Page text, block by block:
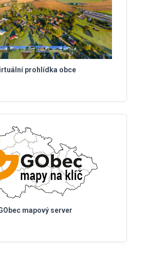
prohlídka obce
mapový server